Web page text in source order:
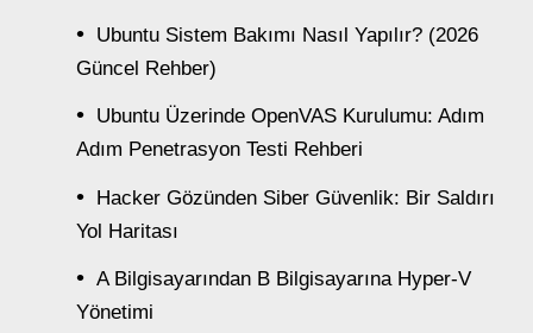
Ubuntu Sistem Bakımı Nasıl Yapılır? (2026
Güncel Rehber)
Ubuntu Üzerinde OpenVAS Kurulumu: Adım
Adım Penetrasyon Testi Rehberi
Hacker Gözünden Siber Güvenlik: Bir Saldırı
Yol Haritası
A Bilgisayarından B Bilgisayarına Hyper-V
Yönetimi